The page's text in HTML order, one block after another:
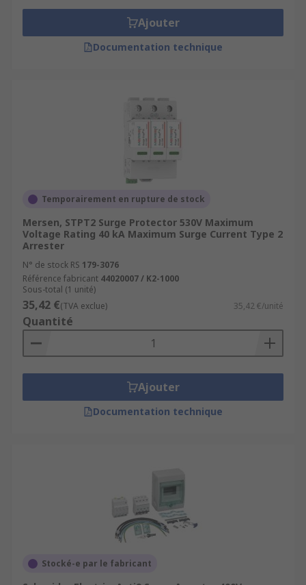
Ajouter
Documentation technique
Temporairement en rupture de stock
Mersen, STPT2 Surge Protector 530V Maximum
Voltage Rating 40 kA Maximum Surge Current Type 2
Arrester
N° de stock RS 179-3076
Référence fabricant 44020007 / K2-1000
Sous-total (1 unité)
35,42 €(TVA exclue) 35,42 €/unité
Quantité
Ajouter
Documentation technique
Stocké-e par le fabricant